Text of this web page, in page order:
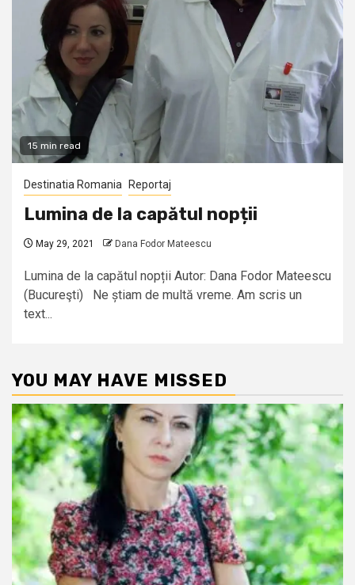
15 min read
Destinatia Romania Reportaj
Lumina de la capătul nopții
May 29, 2021 Dana Fodor Mateescu
Lumina de la capătul nopții Autor: Dana Fodor Mateescu
(Bucureşti) Ne știam de multă vreme. Am scris un
text...
YOU MAY HAVE MISSED